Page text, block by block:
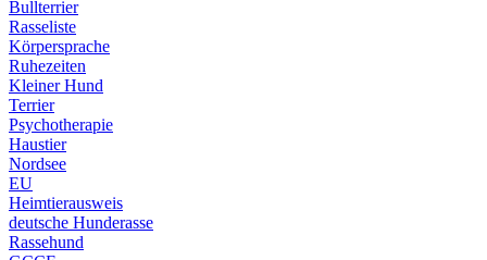
Bullterrier
Rasseliste
Körpersprache
Ruhezeiten
Kleiner Hund
Terrier
Psychotherapie
Haustier
Nordsee
EU
Heimtierausweis
deutsche Hunderasse
Rassehund